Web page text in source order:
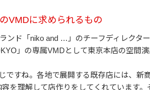
VMDに求められるもの
ンド「niko and …」のチーフディレクタ
」の専属VMDとして東京本店の空間
ですね。各地で展開する既存店には、新
を理解して店作りをしてくれています